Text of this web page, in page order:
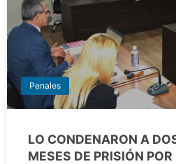
Penales
LO CONDENARON A
MESES DE PRISIÓN